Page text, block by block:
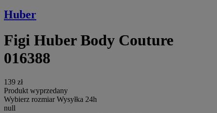
Huber
Figi Huber Body Couture
016388
139 zł
Produkt wyprzedany
Wybierz rozmiar Wysyłka 24h
null